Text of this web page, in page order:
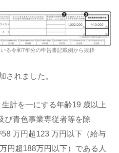
る令和7年分の申告書記載例から抜粋
されました。
計を一にする年齢19 歳以上
び青色事業専従者等を除
万円超123 万円以下（給与
円超188万円以下）である人